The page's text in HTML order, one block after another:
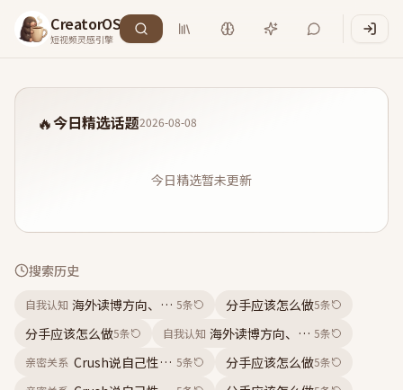
CreatorOS
短视频灵感引擎
🔥今日精选话题2026-08-08
今日精选暂未更新
搜索历史
自我认知 海外读博方向、海外读博体验、海外读博经验、留学经历
5条 分手应该怎么做5条
分手应该怎么做5条 自我认知 海外读博方向、海外读博体验、
5条
亲密关系 Crush说自己性格比较古怪喜欢一个人待着 是在养鱼吗
5条 分手应该怎么做5条